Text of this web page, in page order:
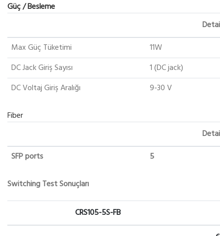
Güç / Besleme
Max Güç Tüketimi
11W
DC Jack Giriş Sayısı
1 (DC jack)
DC Voltaj Giriş Aralığı
9-30 V
Fiber
SFP ports
5
Switching Test Sonuçları
CRS105-5S-FB